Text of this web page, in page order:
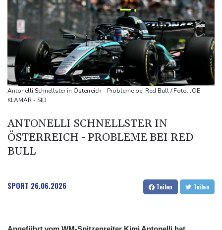
kündigt Vergeltung an
Mindestens zwei Tote bei Bombenexplosion in Kleinbus nahe
Damaskus
Real Madrid verlängert mit Vinicius Jr. bis 2032
Schwimm-EM: Eikermann und Rösler gewinnen Silber und Bronze
Syrische Staatsmedien: Bombe in Kleinbus nahe Damaskus
explodiert
Drohne in Leipzig
42,2 Grad: Allzeit-Hitzerekord in der Slowakei nach nur einem
Tag gebrochen
Antonelli Schnellster in Österreich - Probleme bei Red Bull / Foto: JOE
KLAMAR - SID
ANTONELLI SCHNELLSTER IN
ÖSTERREICH - PROBLEME BEI RED
BULL
SPORT 26.06.2026 Teilen Teilen